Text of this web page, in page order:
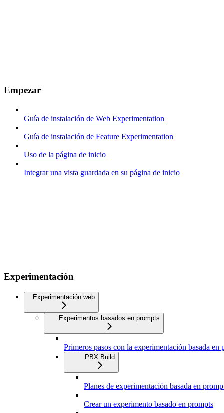
Empezar
Guía de instalación de Web Experimentation
Guía de instalación de Feature Experimentation
Uso de la página de inicio
Integrar una vista guardada en su página de inicio
Experimentación
Experimentación web
Experimentos basados en prompts
Primeros pasos con la experimentación basada en
PBX Build
Planes de experimentación basada en
Crear un experimento basado en prompts